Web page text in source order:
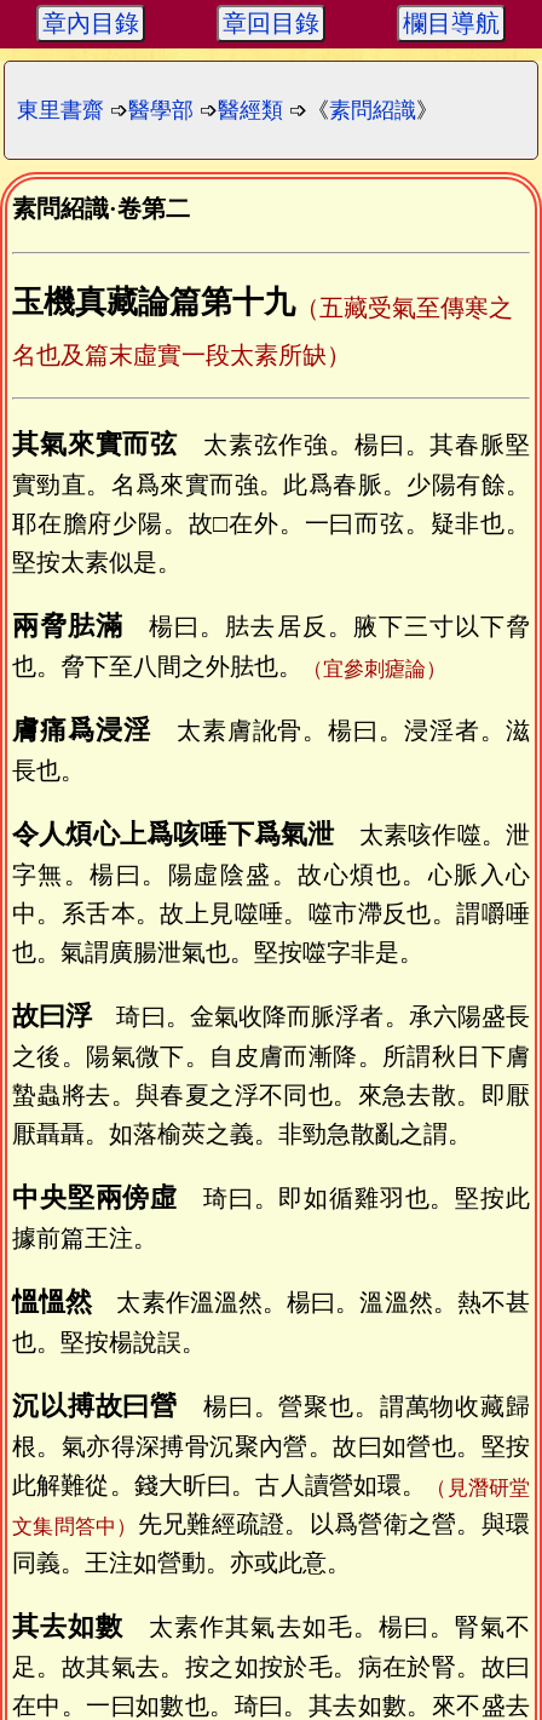
章內目錄 章回目錄 欄目導航
東里書齋 ➩醫學部 ➩醫經類 ➩《素問紹識》
素問紹識·卷第二
玉機真藏論篇第十九（五藏受氣至傳寒之
名也及篇末虛實一段太素所缺）
其氣來實而弦 太素弦作強。楊曰。其春脈堅
實勁直。名爲來實而強。此爲春脈。少陽有餘。
耶在膽府少陽。故□在外。一曰而弦。疑非也。
堅按太素似是。
兩脅胠滿 楊曰。胠去居反。腋下三寸以下脅
也。脅下至八間之外胠也。
（宜參刺瘧論）
膚痛爲浸淫太素膚訛骨。楊曰。浸淫者。滋
長也。
令人煩心上爲咳唾下爲氣泄太素咳作噬。泄
字無。楊曰。陽虛陰盛。故心煩也。心脈入心
中。系舌本。故上見噬唾。噬市滯反也。謂嚼唾
也。氣謂廣腸泄氣也。堅按噬字非是。
故曰浮琦曰。金氣收降而脈浮者。承六陽盛長
之後。陽氣微下。自皮膚而漸降。所謂秋日下膚
蟄蟲將去。與春夏之浮不同也。來急去散。即厭
厭聶聶。如落榆莢之義。非勁急散亂之謂。
中央堅兩傍虛 琦曰。即如循雞羽也。堅按此
據前篇王注。
慍慍然太素作溫溫然。楊曰。溫溫然。熱不甚
也。堅按楊說誤。
沉以搏故曰營 楊曰。營聚也。謂萬物收藏歸
根。氣亦得深搏骨沉聚內營。故曰如營也。堅按
此解難從。錢大昕曰。古人讀營如環。
（見潛研堂
文集問答中） 先兄難經疏證。以爲營衛之營。與環
同義。王注如營動。亦或此意。
其去如數 太素作其氣去如毛。楊曰。腎氣不
足。故其氣去。按之如按於毛。病在於腎。故曰
在中。一曰如數也。琦曰。其去如數。來不盛去